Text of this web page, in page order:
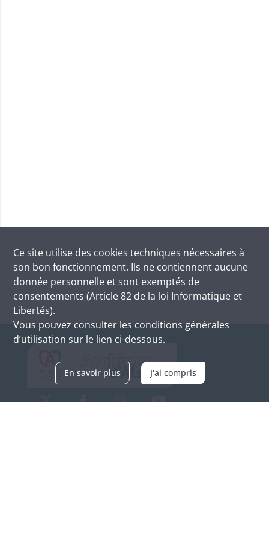
Ce site utilise des cookies techniques nécessaires à
son bon fonctionnement. Ils ne contiennent aucune
donnée personnelle et sont exemptés de
consentements (Article 82 de la loi Informatique et
Libertés).
Vous pouvez consulter les conditions générales
d’utilisation sur le lien ci-dessous.
En savoir plus J'ai compris